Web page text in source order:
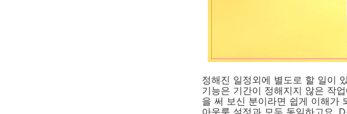
정해진 일정외에 별도로 할 일이
기능은 기간이 정해지지 않은 작
을 써 보신 분이라면 쉽게 이해가
아웃룩 설정과 모두 동일하고요.